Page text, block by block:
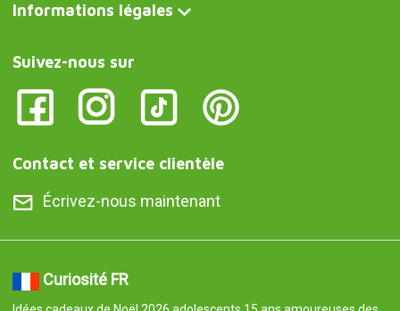
Informations légales
Suivez-nous sur
Contact et service clientèle
Écrivez-nous maintenant
Curiosité FR